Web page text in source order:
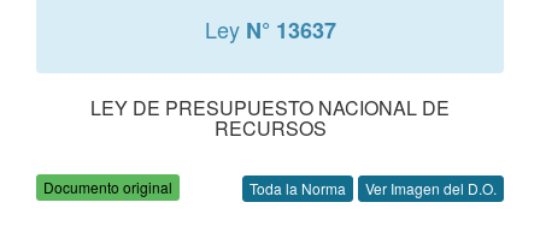
Ley N° 13637
LEY DE PRESUPUESTO NACIONAL DE
RECURSOS
Documento original Toda la Norma Ver Imagen del D.O.